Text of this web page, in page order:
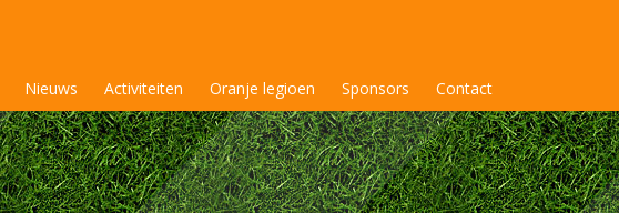
Nieuws Activiteiten Oranje legioen Sponsors Contact